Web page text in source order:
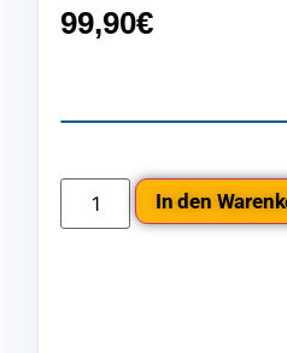
99,90€
In den